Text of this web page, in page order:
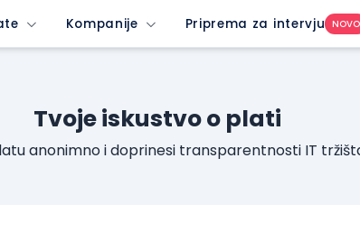
Kompanije Priprema za intervju NOVO
Tvoje iskustvo o plati
anonimno i doprinesi transparentnosti IT